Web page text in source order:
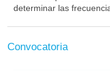
determinar las
Convocatoria